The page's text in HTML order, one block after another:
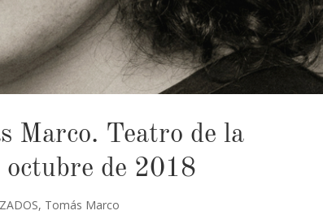
Marco. Teatro de la
de 2018
, Tomás Marco